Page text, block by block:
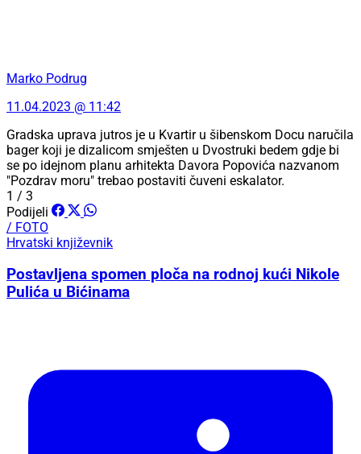
Marko Podrug
11.04.2023 @ 11:42
Gradska uprava jutros je u Kvartir u šibenskom Docu naručila
bager koji je dizalicom smješten u Dvostruki bedem gdje bi
se po idejnom planu arhitekta Davora Popovića nazvanom
"Pozdrav moru" trebao postaviti čuveni eskalator.
1 / 3
Podijeli
/ FOTO
Hrvatski književnik
Postavljena spomen ploča na rodnoj kući Nikole
Pulića u Bićinama